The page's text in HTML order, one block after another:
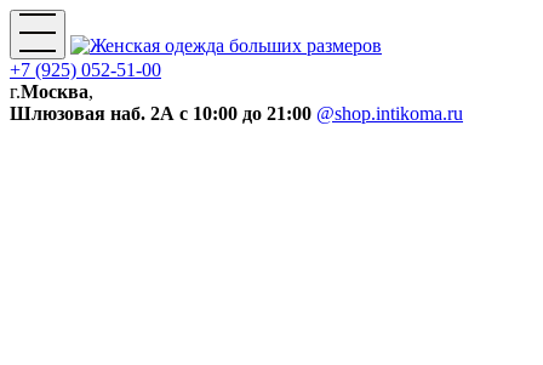
+7 (925) 052-51-00
г.Москва,
Шлюзовая наб. 2А с 10:00 до 21:00 @shop.intikoma.ru